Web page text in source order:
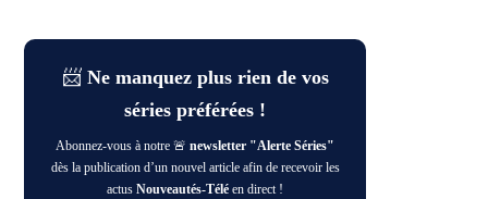
📨 Ne manquez plus rien de vos
séries préférées !
Abonnez-vous à notre 🚨newsletter "Alerte Séries"
dès la publication d’un nouvel article afin de recevoir les
actusNouveautés-Télé en direct !